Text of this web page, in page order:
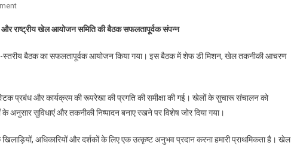
On
राष्ट्रीय
की
लेकर
हुई
बैठक
राष्ट्रीय खेल आयोजन समिति की बैठक सफलतापूर्वक संपन्न
स्तरीय बैठक का सफलतापूर्वक आयोजन किया गया। इस बैठक में शेफ डी मिशन, खेल तकनीकी आचरण
प्रबंध और कार्यक्रम की रूपरेखा की प्रगति की समीक्षा की गई। खेलों के सुचारू संचालन को
अनुसार सुविधाएं और तकनीकी निष्पादन बनाए रखने पर विशेष जोर दिया गया।
अधिकारियों और दर्शकों के लिए एक उत्कृष्ट अनुभव प्रदान करना हमारी प्राथमिकता है। खेल